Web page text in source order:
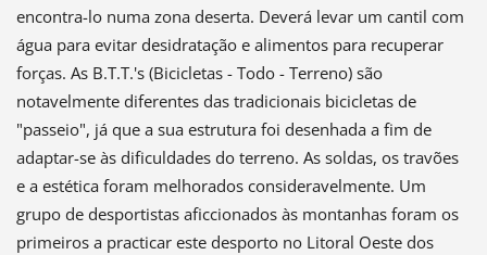
encontra-lo numa zona deserta. Deverá levar um cantil com
água para evitar desidratação e alimentos para recuperar
forças. As B.T.T.'s (Bicicletas - Todo - Terreno) são
notavelmente diferentes das tradicionais bicicletas de
"passeio", já que a sua estrutura foi desenhada a fim de
adaptar-se às dificuldades do terreno. As soldas, os travões
e a estética foram melhorados consideravelmente. Um
grupo de desportistas aficcionados às montanhas foram os
primeiros a practicar este desporto no Litoral Oeste dos